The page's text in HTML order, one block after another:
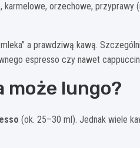
orzechowe, przyprawy
a prawdziwą kawą.
espresso czy nawet
może lungo?
(ok. 25–30 ml). Jednak wiele